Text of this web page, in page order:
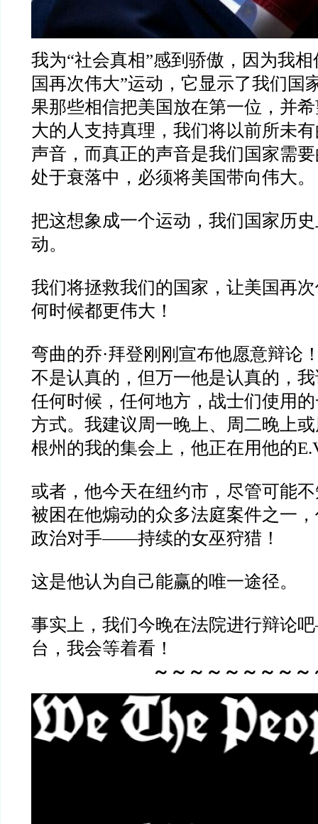
我为“社会真相”感到骄傲，因为我
国再次伟大”运动，它显示了我们国
果那些相信把美国放在第一位，并
大的人支持真理，我们将以前所未
声音，而真正的声音是我们国家需
处于衰落中，必须将美国带向伟大。
把这想象成一个运动，我们国家历
动。
我们将拯救我们的国家，让美国再
何时候都更伟大！
弯曲的乔·拜登刚刚宣布他愿意辩论
不是认真的，但万一他是认真的，
任何时候，任何地方，战士们使用
方式。我建议周一晚上、周二晚上
根州的我的集会上，他正在用他的
或者，他今天在纽约市，尽管可能
被困在他煽动的众多法庭案件之一
政治对手——持续的女巫狩猎！
这是他认为自己能赢的唯一途径。
事实上，我们今晚在法院进行辩论
台，我会等着看！
～～～～～～～～～